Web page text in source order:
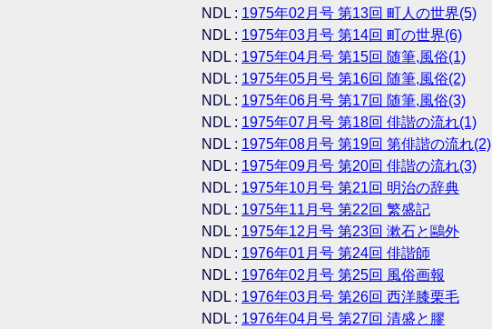
NDL : 1975年02月号 第13回 町人の世界(5)
NDL : 1975年03月号 第14回 町の世界(6)
NDL : 1975年04月号 第15回 随筆,風俗(1)
NDL : 1975年05月号 第16回 随筆,風俗(2)
NDL : 1975年06月号 第17回 随筆,風俗(3)
NDL : 1975年07月号 第18回 俳諧の流れ(1)
NDL : 1975年08月号 第19回 第俳諧の流れ(2)
NDL : 1975年09月号 第20回 俳諧の流れ(3)
NDL : 1975年10月号 第21回 明治の辞典
NDL : 1975年11月号 第22回 繁盛記
NDL : 1975年12月号 第23回 漱石と鷗外
NDL : 1976年01月号 第24回 俳諧師
NDL : 1976年02月号 第25回 風俗画報
NDL : 1976年03月号 第26回 西洋膝栗毛
NDL : 1976年04月号 第27回 清盛と膠